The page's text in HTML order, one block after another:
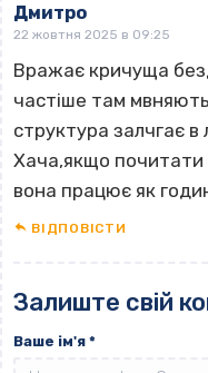
Дмитро
22 жовтня 2025 в 09:25
Вражає кричуща
частіше там
структура залчгає в
Хача,якщо почитати
вона працює як
ВІДПОВІCТИ
Залиште свій
Ваше ім'я *